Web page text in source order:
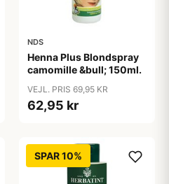
NDS
Henna Plus Blondspray
camomille &bull; 150ml.
VEJL. PRIS 69,95 KR
62,95 kr
SPAR 10%